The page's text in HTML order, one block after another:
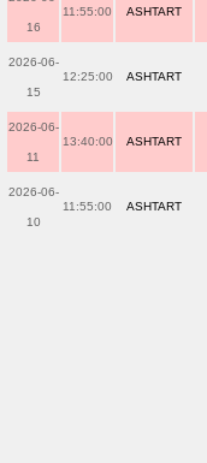
16
11:55:00 ASHTART
2026-06-
15
12:25:00 ASHTART
2026-06-
11
13:40:00 ASHTART
2026-06-
10
11:55:00 ASHTART